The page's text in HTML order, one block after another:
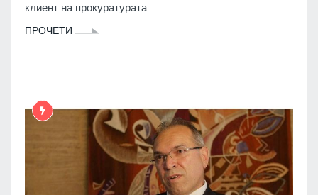
клиент на прокуратурата
ПРОЧЕТИ